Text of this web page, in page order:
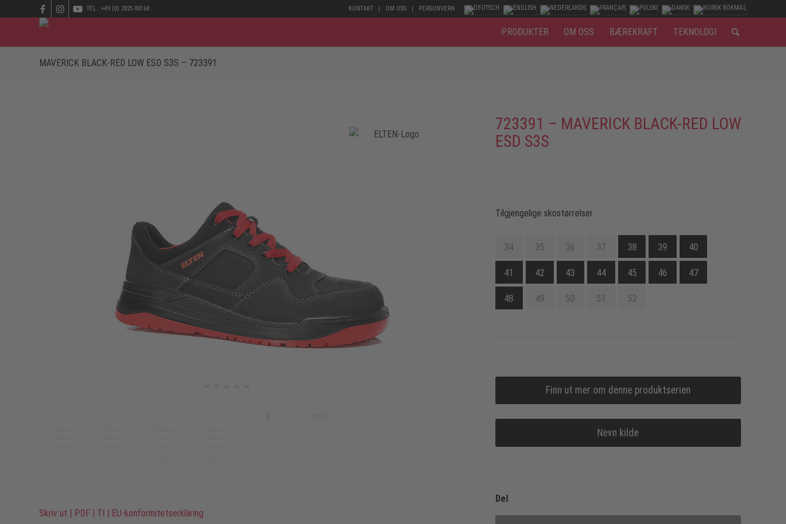
KONTAKT OM OSS PERSONVERN
TEL.: +49 (0) 2825 80168
PRODUKTER OM OSS BÆREKRAFT TEKNOLOGI
MAVERICK BLACK-RED LOW ESD S3S – 723391
Skriv ut | PDF | TI | EU-konformitetserkläring
723391 – MAVERICK BLACK-RED LOW
ESD S3S
Tilgjengelige skostørrelser
34 35 36 37 38 39 40
41 42 43 44 45 46 47
48 49 50 51 52
Finn ut mer om denne produktserien
Nevn kilde
Del